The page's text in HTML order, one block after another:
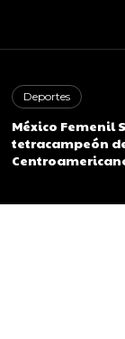
Deportes
México Femenil
tetracampeón